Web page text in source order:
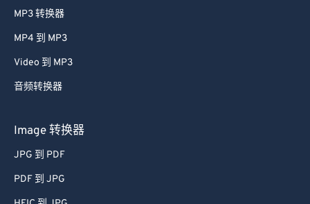
MP3 转换器
MP4 到 MP3
Video 到 MP3
音频转换器
Image 转换器
JPG 到 PDF
PDF 到 JPG